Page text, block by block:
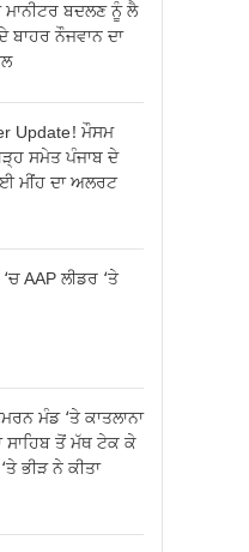
ਮਾਨੀਟਰ ਬਦਲਣ ਨੂੰ ਲੈ
ਬਾਹਰ ਨੌਜਵਾਨ ਦਾ
Update! ਮੌਸਮ
ਸਮੇਤ ਪੰਜਾਬ ਦੇ
ਮੀਂਹ ਦਾ ਅਲਰਟ
AAP ਲੀਡਰ ‘ਤੇ
ਮੰਡ ‘ਤੇ ਕਾਤਲਾਨਾ
ਤੋਂ ਮੱਥ ਟੇਕ ਕੇ
ਭੀੜ ਨੇ ਕੀਤਾ